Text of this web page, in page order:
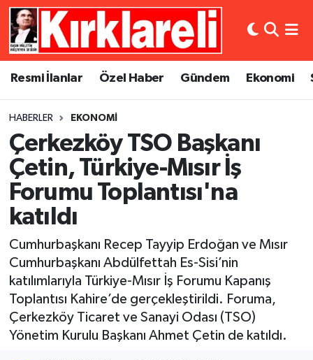
Resmi İlanlar Özel Haber Gündem Ekonomi
HABERLER EKONOMI
Çerkezköy TSO Başkanı
Çetin, Türkiye-Mısır İş
Forumu Toplantısı'na
katıldı
Cumhurbaşkanı Recep Tayyip Erdoğan ve Mısır
Cumhurbaşkanı Abdülfettah Es-Sisi’nin
katılımlarıyla Türkiye-Mısır İş Forumu Kapanış
Toplantısı Kahire’de gerçekleştirildi. Foruma,
Çerkezköy Ticaret ve Sanayi Odası (TSO)
Yönetim Kurulu Başkanı Ahmet Çetin de katıldı.
Resmi İlanlar
Gündem
Ekonomi
Siyaset
Asayiş
Dünya
Eğitim
Kültür Sanat
Medya
Sağlık
Künye
Gizlilik Sözleşmesi
Merkez Nöbetçi Eczaneler
Merkez Trafik Yoğunluk Haritası
Süper Lig Puan Durumu ve Fikstür
Tüm Manşetler
Haber Arşivi